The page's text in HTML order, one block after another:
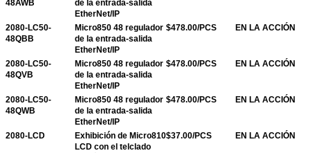
48AWB
de la entrada-salida
EtherNet/IP
2080-LC50-
48QBB
Micro850 48 regulador
de la entrada-salida
EtherNet/IP
$478.00/PCS EN LA ACCIÓN
2080-LC50-
48QVB
Micro850 48 regulador
de la entrada-salida
EtherNet/IP
$478.00/PCS EN LA ACCIÓN
2080-LC50-
48QWB
Micro850 48 regulador
de la entrada-salida
EtherNet/IP
$478.00/PCS EN LA ACCIÓN
2080-LCD
Exhibición de Micro810
LCD con el telclado
$37.00/PCS EN LA ACCIÓN